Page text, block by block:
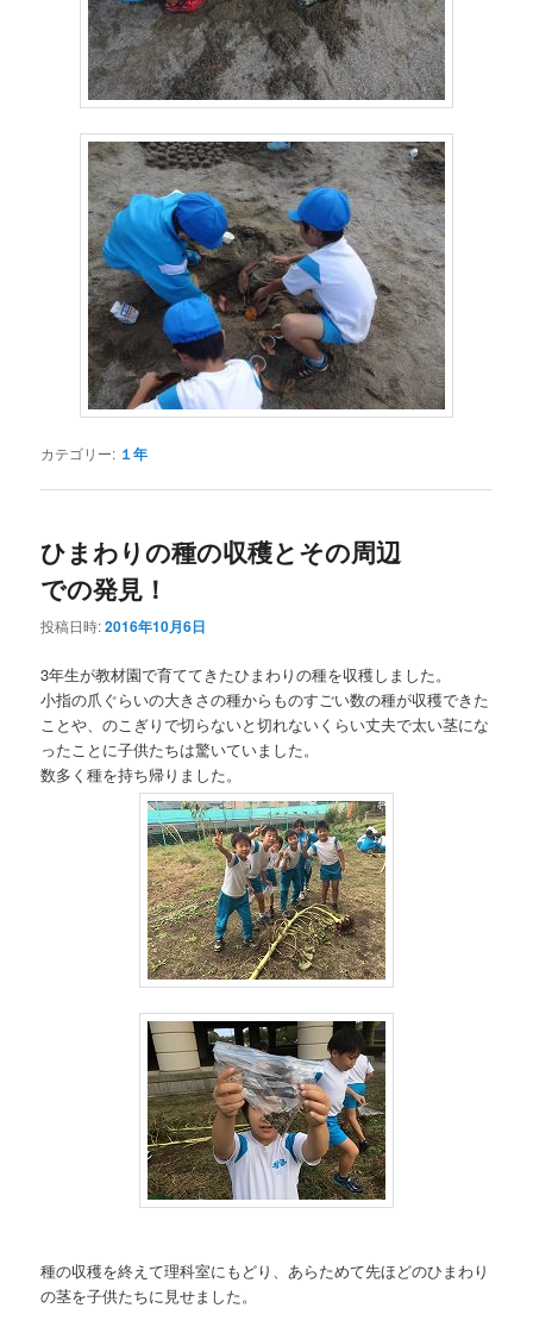
カテゴリー: １年
ひまわりの種の収穫とその周辺
での発見！
投稿日時:2016年10月6日
3年生が教材園で育ててきたひまわりの種を収穫しました。
小指の爪ぐらいの大きさの種からものすごい数の種が収穫できた
ことや、のこぎりで切らないと切れないくらい丈夫で太い茎にな
ったことに子供たちは驚いていました。
数多く種を持ち帰りました。
種の収穫を終えて理科室にもどり、あらためて先ほどのひまわり
の茎を子供たちに見せました。